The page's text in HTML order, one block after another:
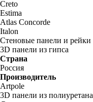
Creto
Estima
Atlas Concorde
Italon
Стеновые панели и рейки
3D панели из гипса
Страна
Россия
Производитель
Artpole
3D панели из полиуретана